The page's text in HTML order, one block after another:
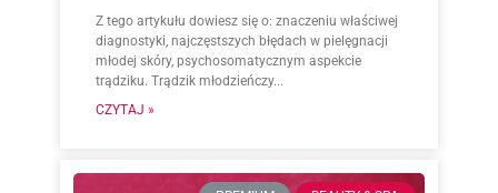
Z tego artykułu dowiesz się o: znaczeniu właściwej
diagnostyki, najczęstszych błędach w pielęgnacji
młodej skóry, psychosomatycznym aspekcie
trądziku. Trądzik młodzieńczy...
CZYTAJ »